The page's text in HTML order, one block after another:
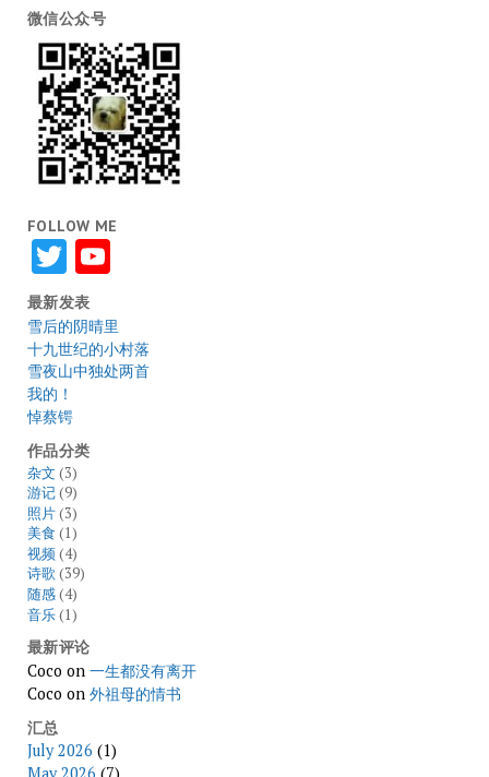
微信公众号
FOLLOW ME
TwitterYouTube
最新发表
雪后的阴晴里
十九世纪的小村落
雪夜山中独处两首
我的！
悼蔡锷
作品分类
杂文 (3)
游记(9)
照片(3)
美食 (1)
视频(4)
诗歌(39)
随感(4)
音乐(1)
最新评论
Coco on 一生都没有离开
Coco on 外祖母的情书
汇总
July 2026 (1)